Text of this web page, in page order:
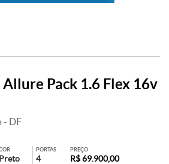
Pack 1.6 Flex 16v
- DF
Preto
PORTAS
4
PREÇO
R$ 69.900,00